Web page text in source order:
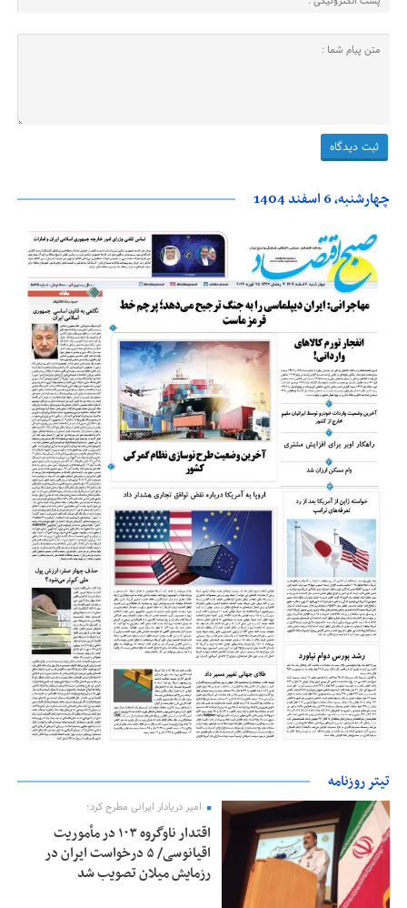
چهارشنبه، 6 اسفند 1404
تیتر روزنامه
امیر دریادار ایرانی مطرح کرد؛
اقتدار ناوگروه ۱۰۳ در مأموریت‌
اقیانوسی/ ۵ درخواست ایران در
رزمایش میلان تصویب شد